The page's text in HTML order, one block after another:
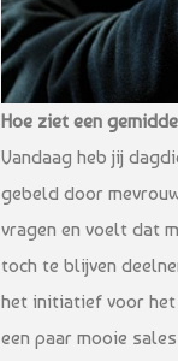
Hoe ziet een
Vandaag heb jij
gebeld door
vragen en voelt dat
toch te blijven
het initiatief voor het
een paar mooie